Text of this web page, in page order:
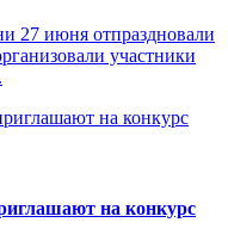
27 июня отпраздновали
участники
на конкурс